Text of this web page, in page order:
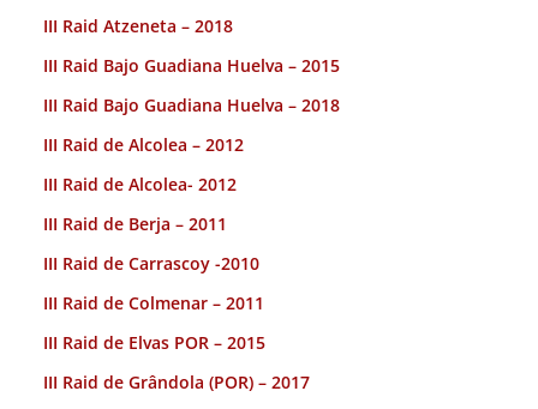
III Raid Atzeneta – 2018
III Raid Bajo Guadiana Huelva – 2015
III Raid Bajo Guadiana Huelva – 2018
III Raid de Alcolea – 2012
III Raid de Alcolea- 2012
III Raid de Berja – 2011
III Raid de Carrascoy -2010
III Raid de Colmenar – 2011
III Raid de Elvas POR – 2015
III Raid de Grândola (POR) – 2017